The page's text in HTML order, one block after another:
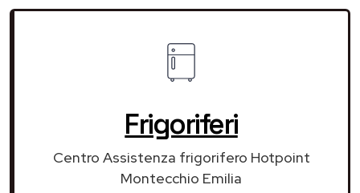
Frigoriferi
Centro Assistenza frigorifero Hotpoint
Montecchio Emilia